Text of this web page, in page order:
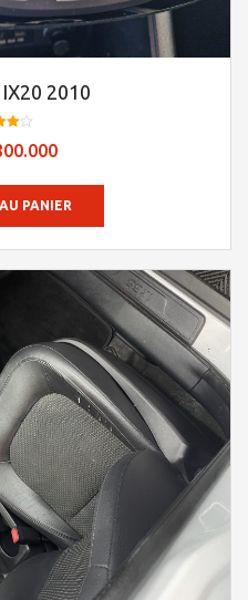
2010
PANIER